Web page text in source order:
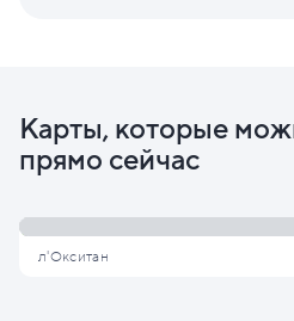
Карты, которые
прямо сейчас
л'Окситан